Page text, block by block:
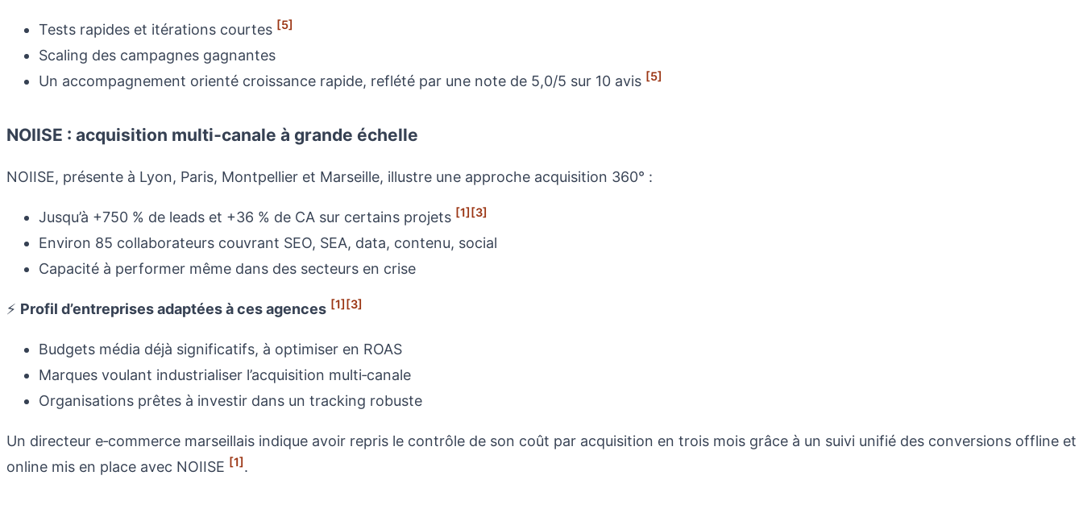
Tests rapides et itérations courtes [5]
Scaling des campagnes gagnantes
Un accompagnement orienté croissance rapide, reflété par une note de 5,0/5 sur 10 avis [5]
NOIISE : acquisition multi‑canale à grande échelle
NOIISE, présente à Lyon, Paris, Montpellier et Marseille, illustre une approche acquisition 360° :
Jusqu’à +750 % de leads et +36 % de CA sur certains projets [1][3]
Environ 85 collaborateurs couvrant SEO, SEA, data, contenu, social
Capacité à performer même dans des secteurs en crise
⚡ Profil d’entreprises adaptées à ces agences [1][3]
Budgets média déjà significatifs, à optimiser en ROAS
Marques voulant industrialiser l’acquisition multi‑canale
Organisations prêtes à investir dans un tracking robuste
Un directeur e‑commerce marseillais indique avoir repris le contrôle de son coût par acquisition en trois mois grâce à un suivi unifié des conversions offline et
online mis en place avec NOIISE [1].